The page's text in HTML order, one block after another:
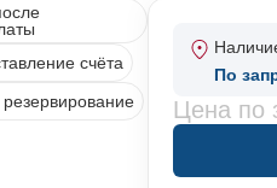
счёта
По
Цена по